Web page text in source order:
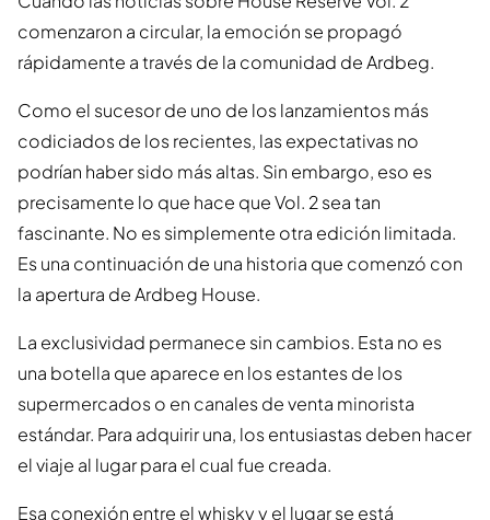
comenzaron a circular, la emoción se propagó
rápidamente a través de la comunidad de Ardbeg.
Como el sucesor de uno de los lanzamientos más
codiciados de los recientes, las expectativas no
podrían haber sido más altas. Sin embargo, eso es
precisamente lo que hace que Vol. 2 sea tan
fascinante. No es simplemente otra edición limitada.
Es una continuación de una historia que comenzó con
la apertura de Ardbeg House.
La exclusividad permanece sin cambios. Esta no es
una botella que aparece en los estantes de los
supermercados o en canales de venta minorista
estándar. Para adquirir una, los entusiastas deben hacer
el viaje al lugar para el cual fue creada.
Esa conexión entre el whisky y el lugar se está